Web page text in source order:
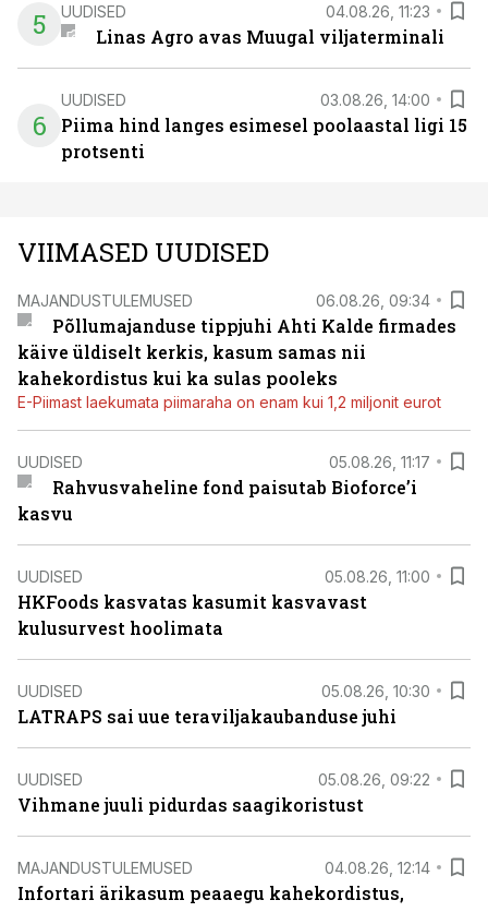
5 UUDISED 04.08.26, 11:23
Linas Agro avas Muugal viljaterminali
6
UUDISED 03.08.26, 14:00
Piima hind langes esimesel poolaastal ligi 15
protsenti
VIIMASED UUDISED
MAJANDUSTULEMUSED 06.08.26, 09:34
Põllumajanduse tippjuhi Ahti Kalde firmades
käive üldiselt kerkis, kasum samas nii
kahekordistus kui ka sulas pooleks
E-Piimast laekumata piimaraha on enam kui 1,2 miljonit eurot
UUDISED 05.08.26, 11:17
Rahvusvaheline fond paisutab Bioforce’i
kasvu
UUDISED 05.08.26, 11:00
HKFoods kasvatas kasumit kasvavast
kulusurvest hoolimata
UUDISED 05.08.26, 10:30
LATRAPS sai uue teraviljakaubanduse juhi
UUDISED 05.08.26, 09:22
Vihmane juuli pidurdas saagikoristust
MAJANDUSTULEMUSED 04.08.26, 12:14
Infortari ärikasum peaaegu kahekordistus,